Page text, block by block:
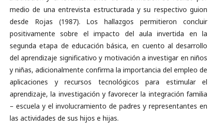
medio de una entrevista estructurada y su respectivo guion
desde Rojas (1987). Los hallazgos permitieron concluir
positivamente sobre el impacto del aula invertida en la
segunda etapa de educación básica, en cuento al desarrollo
del aprendizaje significativo y motivación a investigar en niños
y niñas, adicionalmente confirma la importancia del empleo de
aplicaciones y recursos tecnológicos para estimular el
aprendizaje, la investigación y favorecer la integración familia
– escuela y el involucramiento de padres y representantes en
las actividades de sus hijos e hijas.